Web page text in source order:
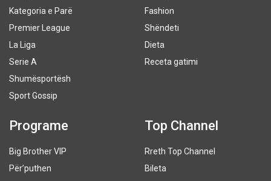
Kategoria e Parë
Premier League
La Liga
Serie A
Shumësportësh
Sport Gossip
Fashion
Shëndeti
Dieta
Receta gatimi
Programe
Big Brother VIP
Për’puthen
Top Channel
Rreth Top Channel
Bileta